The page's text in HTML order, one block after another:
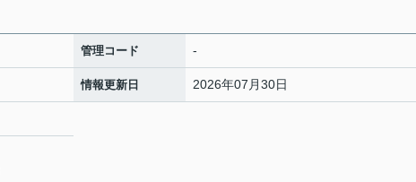
管理コード -
情報更新日 2026年07月30日